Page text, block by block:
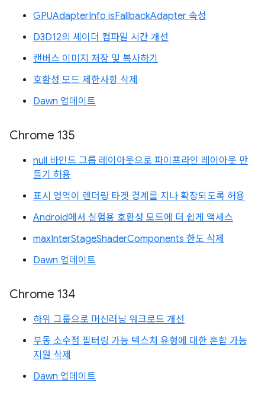
GPUAdapterInfo isFallbackAdapter 속성
D3D12의 셰이더 컴파일 시간 개선
캔버스 이미지 저장 및 복사하기
호환성 모드 제한사항 삭제
Dawn 업데이트
Chrome 135
null 바인드 그룹 레이아웃으로 파이프라인 레이아웃 만
들기 허용
표시 영역이 렌더링 타겟 경계를 지나 확장되도록 허용
Android에서 실험용 호환성 모드에 더 쉽게 액세스
maxInterStageShaderComponents 한도 삭제
Dawn 업데이트
Chrome 134
하위 그룹으로 머신러닝 워크로드 개선
부동 소수점 필터링 가능 텍스처 유형에 대한 혼합 가능
지원 삭제
Dawn 업데이트